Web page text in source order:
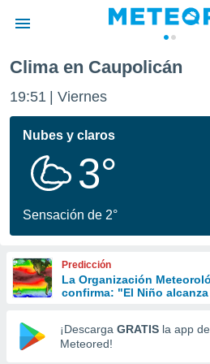
de
ha sido
calidad.
a este
las
y
forma
digital
basada
Clima en Caupolicán
19:51 Viernes
Nubes y claros
3°
Sensación de 2°
Predicción
La Organización
confirma: "El Niño
¡Descarga GRATIS la app de
Meteored!